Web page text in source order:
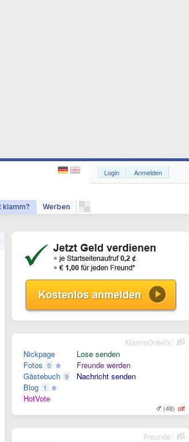
klamm? Werben
Login Anmelden
Nickpage
Fotos 0
Gästebuch 9
Blog 1
HotVote
Lose senden
Freunde werden
Nachricht senden
(48) off
KlammOnkel's
Freunde